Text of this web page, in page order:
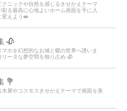
ニックや自然を感じるきせかえテーマ
る最高に心地よいホーム画面を手に入
変えよう🥪
🥀
ホを幻想的なお城と蝶の世界へ誘いま
ータな夢空間を独り占め 🥀
💐
犀やコスモスきせかえテーマで画面を美